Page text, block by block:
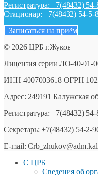
Регистратура: +7(48432) 54-
Стационар: +7(48432) 54-5-
Записаться на приём
© 2026 ЦРБ г.Жуков
Лицензия серии ЛО-40-01-
ИНН 4007003618 ОГРН
Адрес: 249191 Калужская
Регистратура: +7(48432) 54-
Секретарь: +7(48432) 54-2-
E-mail:
О ЦРБ
Сведения об